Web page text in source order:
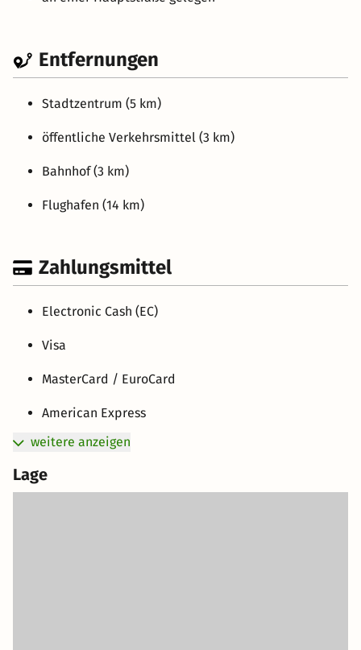
Entfernungen
Stadtzentrum (5 km)
öffentliche Verkehrsmittel (3 km)
Bahnhof (3 km)
Flughafen (14 km)
Zahlungsmittel
Electronic Cash (EC)
Visa
MasterCard / EuroCard
American Express
weitere anzeigen
Lage